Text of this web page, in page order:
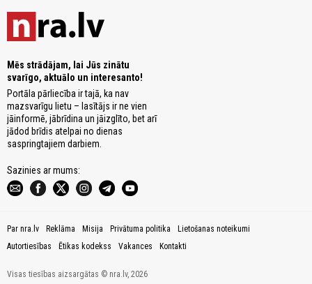
Mēs strādājam, lai Jūs zinātu
svarīgo, aktuālo un interesanto!
Portāla pārliecība ir tajā, ka nav
mazsvarīgu lietu – lasītājs ir ne vien
jāinformē, jābrīdina un jāizglīto, bet arī
jādod brīdis atelpai no dienas
saspringtajiem darbiem.
Sazinies ar mums:
Par nra.lv Reklāma Misija Privātuma politika
Lietošanas noteikumi
Autortiesības
Ētikas kodekss Vakances Kontakti
Visas tiesības aizsargātas © nra.lv, 2026